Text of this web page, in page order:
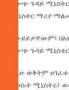
የውጭ ጉዳይ
ሚኒስትር ማሪያ
በውይይታቸውም፤
የውጭ ጉዳይ
በዚሁ ወቅትም
ያወሱት ሚኒስትሩ፤